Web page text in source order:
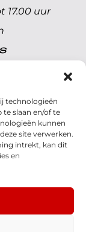
technologieën
slaan en/of te
kunnen
site verwerken.
intrekt, kan dit
en
17.00 uur
uur